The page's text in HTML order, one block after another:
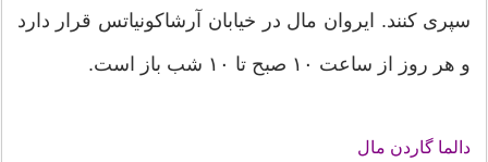
سپری‌ کنند. ایروان مال در خیابان آرشاکونیاتس قرار دارد
و هر روز از ساعت ۱۰ صبح تا ۱۰ شب باز است.
دالما گاردن مال